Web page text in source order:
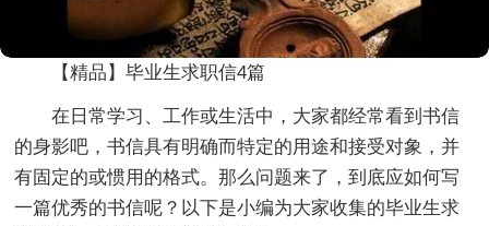
【精品】毕业生求职信4篇
在日常学习、工作或生活中，大家都经常看到书信
的身影吧，书信具有明确而特定的用途和接受对象，并
有固定的或惯用的格式。那么问题来了，到底应如何写
一篇优秀的书信呢？以下是小编为大家收集的毕业生求